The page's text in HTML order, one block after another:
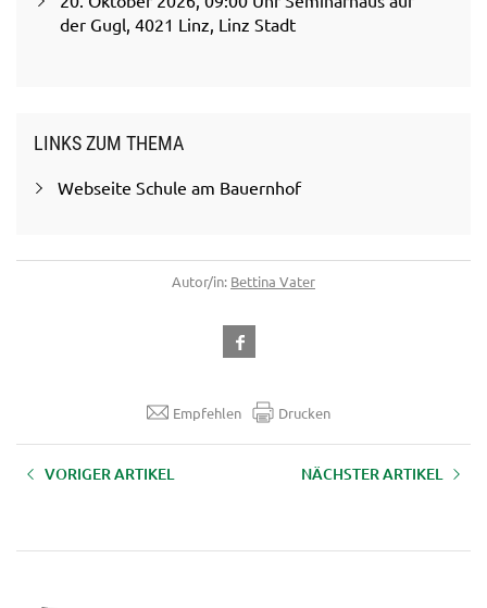
der Gugl, 4021 Linz, Linz Stadt
LINKS ZUM THEMA
Webseite Schule am Bauernhof
Autor/in: Bettina Vater
Empfehlen Drucken
VORIGER ARTIKEL NÄCHSTER ARTIKEL